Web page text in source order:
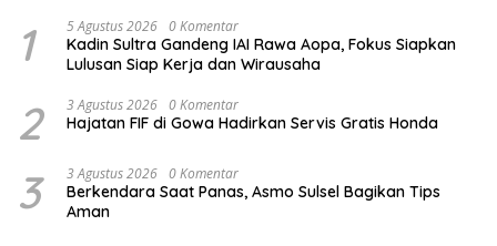
1 5 Agustus 2026 0 Komentar
Kadin Sultra Gandeng IAI Rawa Aopa, Fokus Siapkan
Lulusan Siap Kerja dan Wirausaha
2 3 Agustus 2026 0 Komentar
Hajatan FIF di Gowa Hadirkan Servis Gratis Honda
3 3 Agustus 2026 0 Komentar
Berkendara Saat Panas, Asmo Sulsel Bagikan Tips
Aman